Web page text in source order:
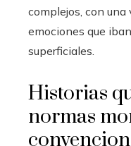
complejos, con
emociones que
superficiales.
Historias
normas